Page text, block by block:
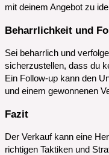
mit deinem Angebot zu
Beharrlichkeit und
Sei beharrlich und
sicherzustellen, dass du
Ein Follow-up kann den
und einem gewonnenen
Fazit
Der Verkauf kann eine
richtigen Taktiken und